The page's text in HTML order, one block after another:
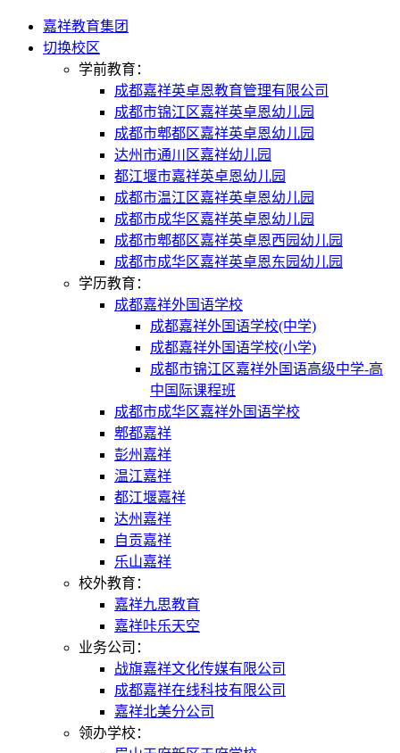
嘉祥教育集团
切换校区
学前教育：
成都嘉祥英卓恩教育管理有限公司
成都市锦江区嘉祥英卓恩幼儿园
成都市郫都区嘉祥英卓恩幼儿园
达州市通川区嘉祥幼儿园
都江堰市嘉祥英卓恩幼儿园
成都市温江区嘉祥英卓恩幼儿园
成都市成华区嘉祥英卓恩幼儿园
成都市郫都区嘉祥英卓恩西园幼儿园
成都市成华区嘉祥英卓恩东园幼儿园
学历教育：
成都嘉祥外国语学校
成都嘉祥外国语学校(中学)
成都嘉祥外国语学校(小学)
成都市锦江区嘉祥外国语高级中学-高
中国际课程班
成都市成华区嘉祥外国语学校
郫都嘉祥
彭州嘉祥
温江嘉祥
都江堰嘉祥
达州嘉祥
自贡嘉祥
乐山嘉祥
校外教育：
嘉祥九思教育
嘉祥咔乐天空
业务公司：
战旗嘉祥文化传媒有限公司
成都嘉祥在线科技有限公司
嘉祥北美分公司
领办学校：